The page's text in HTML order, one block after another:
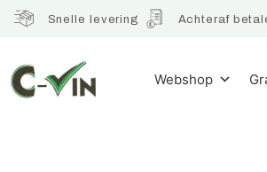
Snelle levering Achteraf
Webshop